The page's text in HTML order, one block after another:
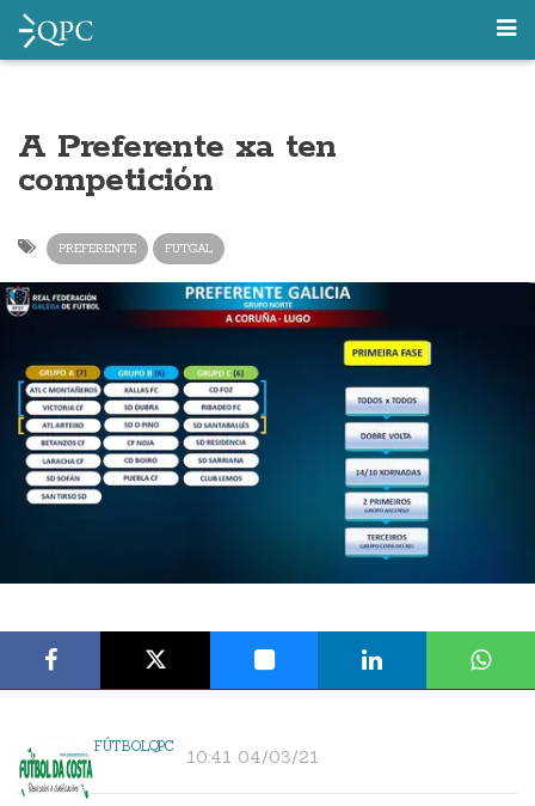
A Preferente xa ten
competición
PREFERENTE FUTGAL
FÚTBOLQPC 10:41 04/03/21